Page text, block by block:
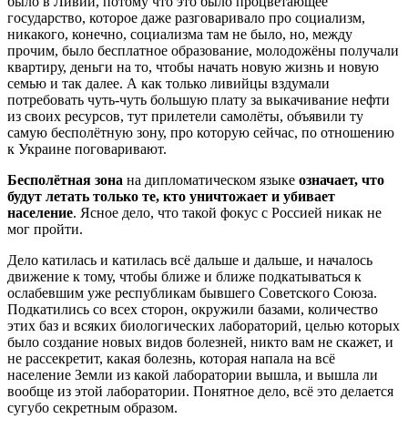
государство, которое даже разговаривало про социализм,
никакого, конечно, социализма там не было, но, между
прочим, было бесплатное образование, молодожёны получали
квартиру, деньги на то, чтобы начать новую жизнь и новую
семью и так далее. А как только ливийцы вздумали
потребовать чуть-чуть большую плату за выкачивание нефти
из своих ресурсов, тут прилетели самолёты, объявили ту
самую бесполётную зону, про которую сейчас, по отношению
к Украине поговаривают.
Бесполётная зона на дипломатическом языке означает, что
будут летать только те, кто уничтожает и убивает
население. Ясное дело, что такой фокус с Россией никак не
мог пройти.
Дело катилась и катилась всё дальше и дальше, и началось
движение к тому, чтобы ближе и ближе подкатываться к
ослабевшим уже республикам бывшего Советского Союза.
Подкатились со всех сторон, окружили базами, количество
этих баз и всяких биологических лабораторий, целью которых
было создание новых видов болезней, никто вам не скажет, и
не рассекретит, какая болезнь, которая напала на всё
население Земли из какой лаборатории вышла, и вышла ли
вообще из этой лаборатории. Понятное дело, всё это делается
сугубо секретным образом.